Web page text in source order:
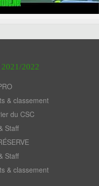
2021/2022
& classement
du CSC
Staff
Staff
& classement